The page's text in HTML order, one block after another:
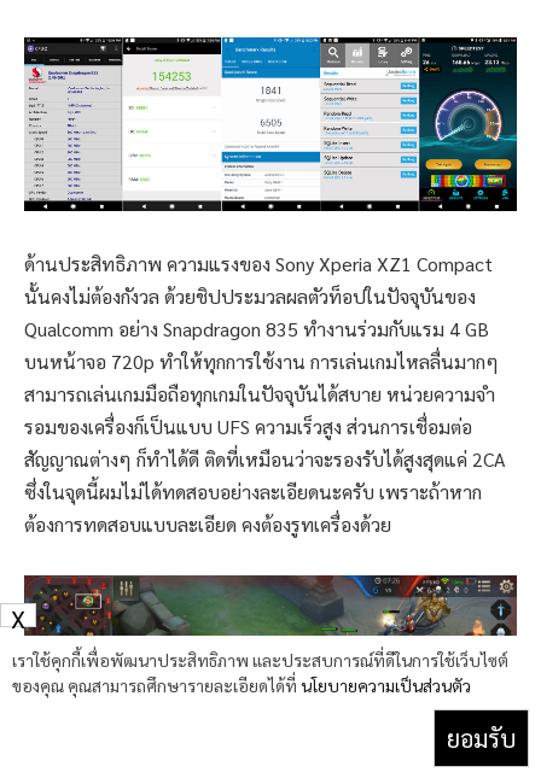
ด้านประสิทธิภาพ ความแรงของ Sony Xperia XZ1 Compact
นั้นคงไม่ต้องกังวล ด้วยชิปประมวลผลตัวท็อปในปัจจุบันของ
Qualcomm อย่าง Snapdragon 835 ทำงานร่วมกับแรม 4 GB
บนหน้าจอ 720p ทำให้ทุกการใช้งาน การเล่นเกมไหลลื่นมากๆ
สามารถเล่นเกมมือถือทุกเกมในปัจจุบันได้สบาย หน่วยความจำ
รอมของเครื่องก็เป็นแบบ UFS ความเร็วสูง ส่วนการเชื่อมต่อ
สัญญาณต่างๆ ก็ทำได้ดี ติดที่เหมือนว่าจะรองรับได้สูงสุดแค่ 2CA
ซึ่งในจุดนี้ผมไม่ได้ทดสอบอย่างละเอียดนะครับ เพราะถ้าหาก
ต้องการทดสอบแบบละเอียด คงต้องรูทเครื่องด้วย
เราใช้คุกกี้เพื่อพัฒนาประสิทธิภาพ และประสบการณ์ที่ดีในการใช้เว็บไซต์
ของคุณ คุณสามารถศึกษารายละเอียดได้ที่ นโยบายความเป็นส่วนตัว
ยอมรับ
X